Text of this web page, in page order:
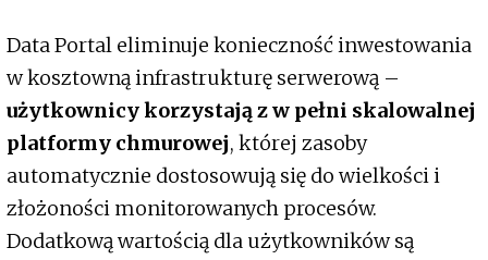
Data Portal eliminuje konieczność inwestowania
w kosztowną infrastrukturę serwerową –
użytkownicy korzystają z w pełni skalowalnej
platformy chmurowej, której zasoby
automatycznie dostosowują się do wielkości i
złożoności monitorowanych procesów.
Dodatkową wartością dla użytkowników są